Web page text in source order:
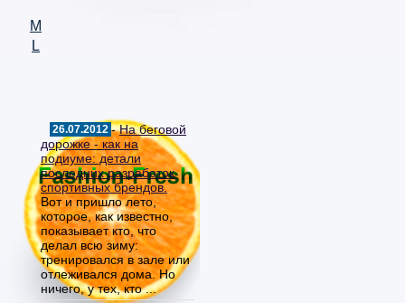
M
L
26.07.2012 -На беговой
дорожке - как на
подиуме: детали
последних разработок
спортивных брендов.
Вот и пришло лето,
которое, как известно,
показывает кто, что
делал всю зиму:
тренировался в зале или
отлеживался дома. Но
ничего, у тех, кто ...